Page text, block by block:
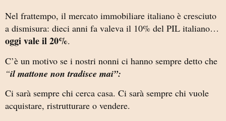
Nel frattempo, il mercato immobiliare italiano è cresciuto
a dismisura: dieci anni fa valeva il 10% del PIL italiano…
oggi vale il 20%.
C’è un motivo se i nostri nonni ci hanno sempre detto che
“il mattone non tradisce mai”:
Ci sarà sempre chi cerca casa. Ci sarà sempre chi vuole
acquistare, ristrutturare o vendere.